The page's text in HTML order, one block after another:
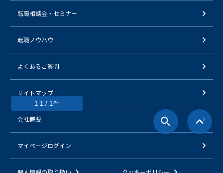
1-1 / 1件
転職相談会・セミナー
転職ノウハウ
よくあるご質問
サイトマップ
会社概要
マイページログイン